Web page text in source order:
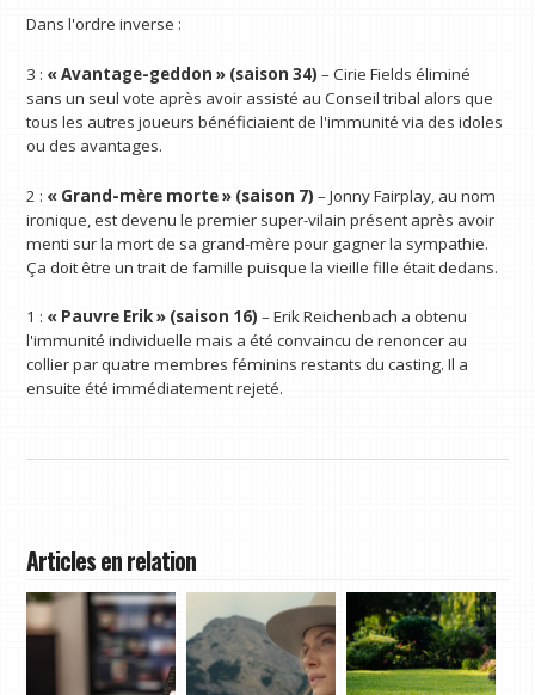
Dans l'ordre inverse :
3 : « Avantage-geddon » (saison 34) – Cirie Fields éliminé
sans un seul vote après avoir assisté au Conseil tribal alors que
tous les autres joueurs bénéficiaient de l'immunité via des idoles
ou des avantages.
2 : « Grand-mère morte » (saison 7) – Jonny Fairplay, au nom
ironique, est devenu le premier super-vilain présent après avoir
menti sur la mort de sa grand-mère pour gagner la sympathie.
Ça doit être un trait de famille puisque la vieille fille était dedans.
1 : « Pauvre Erik » (saison 16) – Erik Reichenbach a obtenu
l'immunité individuelle mais a été convaincu de renoncer au
collier par quatre membres féminins restants du casting. Il a
ensuite été immédiatement rejeté.
Articles en relation